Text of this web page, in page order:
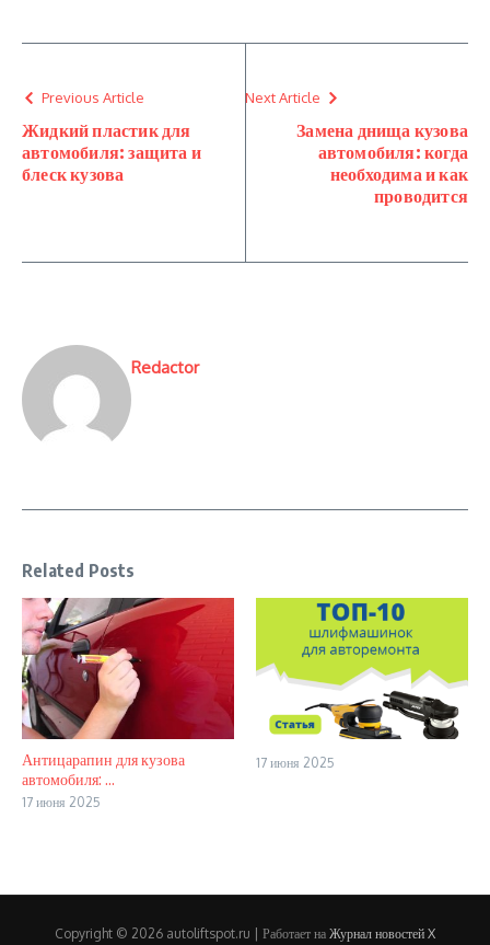
Previous Article
Жидкий пластик для
автомобиля: защита и
блеск кузова
Next Article
Замена днища кузова
автомобиля: когда
необходима и как
проводится
Redactor
Related Posts
Антицарапин для кузова
автомобиля: ...
17 июня 2025
17 июня 2025
Copyright © 2026 autoliftspot.ru | Работает на Журнал новостей X